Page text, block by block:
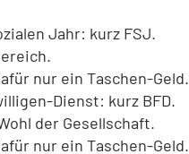
Jahr: kurz FSJ.
nur ein Taschen-Geld.
Dienst: kurz BFD.
der Gesellschaft.
nur ein Taschen-Geld.